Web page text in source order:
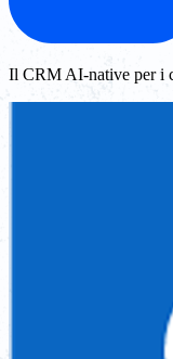
Il CRM AI-native per i